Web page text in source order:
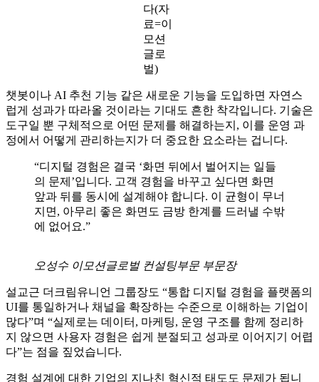
묶는
연계
구조
를 제
안했
료=이
모션
글로
벌)
챗봇이나 AI 추천 기능 같은 새로운 기능을 도입하면 자연스
럽게 성과가 따라올 것이라는 기대도 흔한 착각입니다. 기술은
도구일 뿐 구체적으로 어떤 문제를 해결하는지, 이를 운영 과
정에서 어떻게 관리하는지가 더 중요한 요소라는 겁니다.
앞과 뒤를 동시에 설계해야 합니다. 이 균형이 무너
지면, 아무리 좋은 화면도 금방 한계를 드러낼 수밖
에 없어요.”
오성수 이모션글로벌 컨설팅부문 부문장